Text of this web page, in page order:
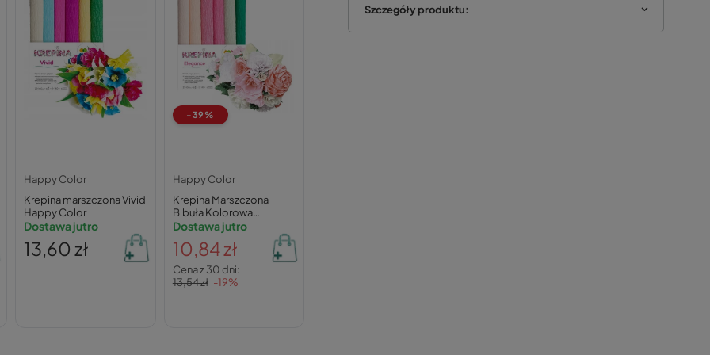
Szczegóły produktu:
Happy Color
Krepina marszczona Vivid
Happy Color
Dostawa jutro
13,60 zł
-39%
Happy Color
Krepina Marszczona
Bibuła Kolorowa
25x100cm Happy Color
Dostawa jutro
10,84 zł
Cena z 30 dni:
13,54 zł -19%